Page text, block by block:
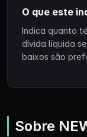
O que este
Indica quanto
dívida líquida
baixos são
Sobre